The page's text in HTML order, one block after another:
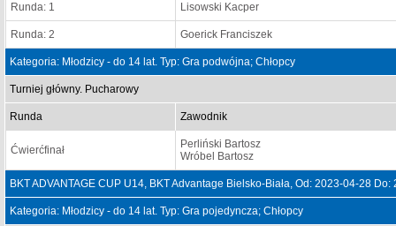
Runda: 1 Lisowski Kacper
Runda: 2 Goerick Franciszek
Kategoria: Młodzicy - do 14 lat. Typ: Gra podwójna; Chłopcy
Turniej główny. Pucharowy
Runda Zawodnik
Ćwierćfinał
Perliński Bartosz
Wróbel Bartosz
BKT ADVANTAGE CUP U14, BKT Advantage Bielsko-Biała, Od: 2023-04-28
Kategoria: Młodzicy - do 14 lat. Typ: Gra pojedyncza; Chłopcy